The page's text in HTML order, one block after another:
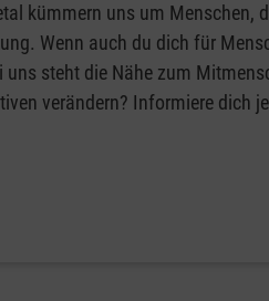
kümmern uns um
Wenn auch du dich für
uns steht die Nähe zum
verändern? Informiere dich